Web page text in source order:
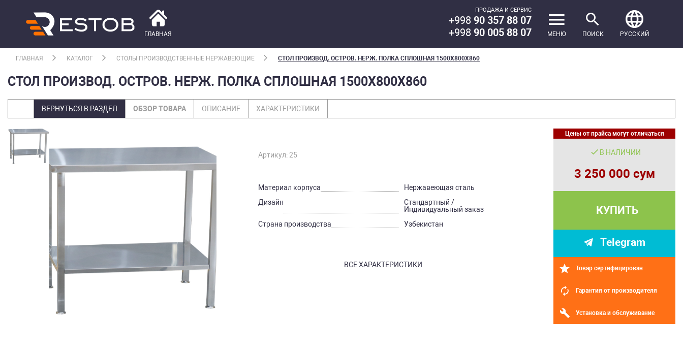
ГЛАВНАЯ
ПРОДАЖА И СЕРВИС
+998 90 357 88 07
+998 90 005 88 07 МЕНЮ ПОИСК РУССКИЙ
ГЛАВНАЯ КАТАЛОГ СТОЛЫ ПРОИЗВОДСТВЕННЫЕ НЕРЖАВЕЮЩИЕ СТОЛ ПРОИЗВОД. ОСТРОВ. НЕРЖ. ПОЛКА СПЛОШНАЯ 1500Х800Х860
СТОЛ ПРОИЗВОД. ОСТРОВ. НЕРЖ. ПОЛКА СПЛОШНАЯ 1500Х800Х860
ВЕРНУТЬСЯ В РАЗДЕЛ ОБЗОР ТОВАРА ОПИСАНИЕ ХАРАКТЕРИСТИКИ
Артикул: 25
Материал корпуса
Нержавеющая сталь
Дизайн
Стандартный /
Индивидуальный заказ
Страна производства
Узбекистан
ВСЕ ХАРАКТЕРИСТИКИ
Цены от прайса могут отличаться
В НАЛИЧИИ
3 250 000 сум
КУПИТЬ
Telegram
Товар сертифицирован
Гарантия от производителя
Установка и обслуживание